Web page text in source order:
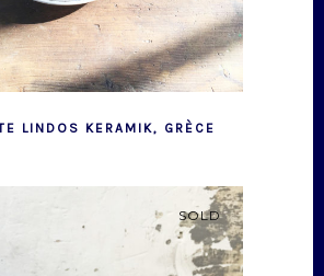
LINDOS KERAMIK, GRÈCE
SOLD